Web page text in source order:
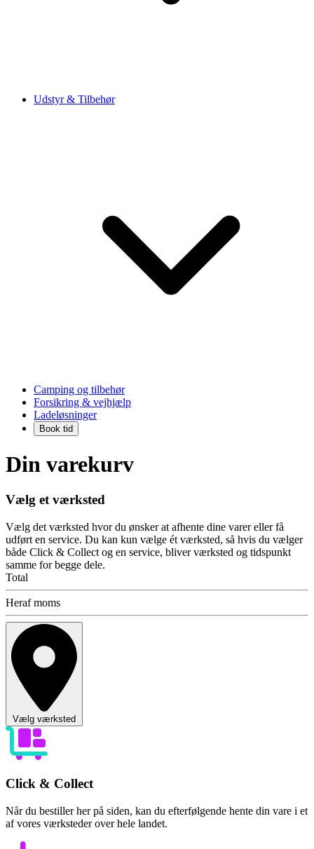
Udstyr & Tilbehør
Camping og tilbehør
Forsikring & vejhjælp
Ladeløsninger
Book tid
Din varekurv
Vælg et værksted
Vælg det værksted hvor du ønsker at afhente dine varer eller få
udført en service. Du kan kun vælge ét værksted, så hvis du vælger
både Click & Collect og en service, bliver værksted og tidspunkt
samme for begge dele.
Total
Heraf moms
Vælg værksted
Click & Collect
Når du bestiller her på siden, kan du efterfølgende hente din vare i et
af vores værksteder over hele landet.